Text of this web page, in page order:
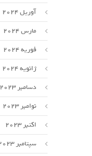
آوریل 2024
مارس 2024
فوریه 2024
ژانویه 2024
دسامبر 2023
نوامبر 2023
اکتبر 2023
سپتامبر 2023